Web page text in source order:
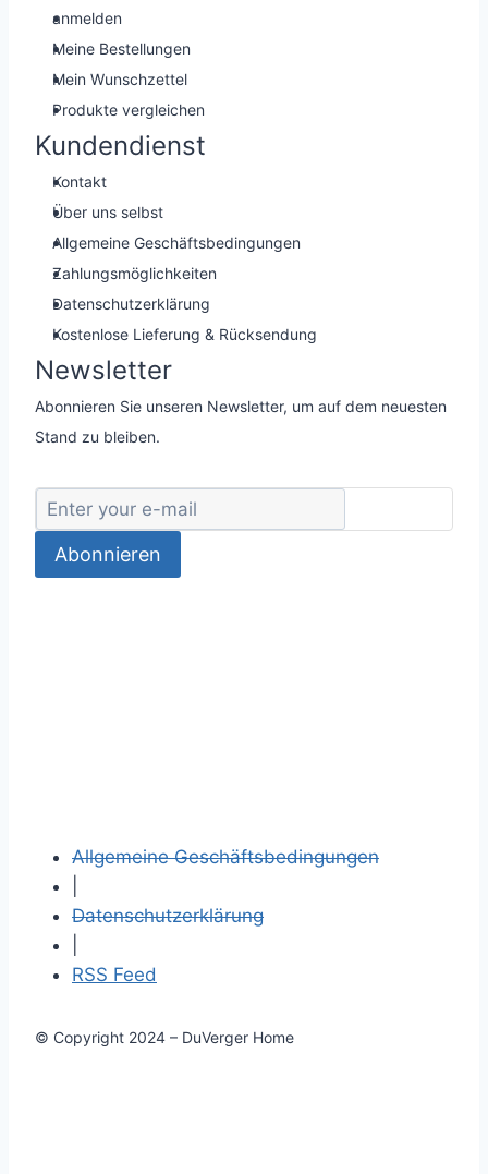
anmelden
Meine Bestellungen
Mein Wunschzettel
Produkte vergleichen
Kundendienst
Kontakt
Über uns selbst
Allgemeine Geschäftsbedingungen
Zahlungsmöglichkeiten
Datenschutzerklärung
Kostenlose Lieferung & Rücksendung
Newsletter
Abonnieren Sie unseren Newsletter, um auf dem neuesten
Stand zu bleiben.
Abonnieren
Allgemeine Geschäftsbedingungen
Datenschutzerklärung
RSS Feed
© Copyright 2024 – DuVerger Home